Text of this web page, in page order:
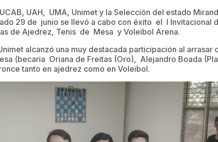
UAH, UMA, Unimet y la Selección del estado
29 de junio se llevó a cabo con éxito el I Invitacional
de Ajedrez, Tenis de Mesa y Voleibol Arena.
alcanzó una muy destacada participación al arrasar
(becaria Oriana de Freitas (Oro), Alejandro Boada
tanto en ajedrez como en Voleibol.